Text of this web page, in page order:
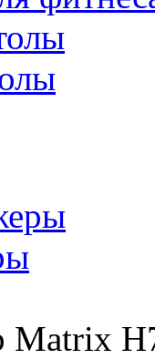
Matrix